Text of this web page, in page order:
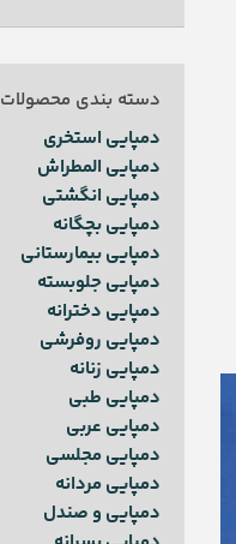
دسته بندی محصولات
دمپایی استخری
دمپایی المطراش
دمپایی انگشتی
دمپایی بچگانه
دمپایی بیمارستانی
دمپایی جلوبسته
دمپایی دخترانه
دمپایی روفرشی
دمپایی زنانه
دمپایی طبی
دمپایی عربی
دمپایی مجلسی
دمپایی مردانه
دمپایی و صندل